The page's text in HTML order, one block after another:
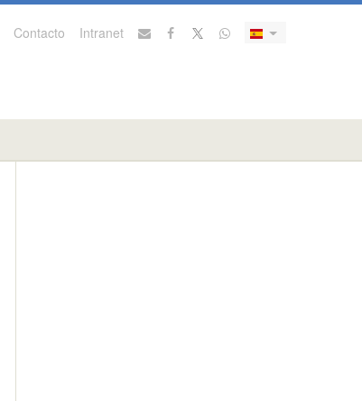
Contacto Intranet